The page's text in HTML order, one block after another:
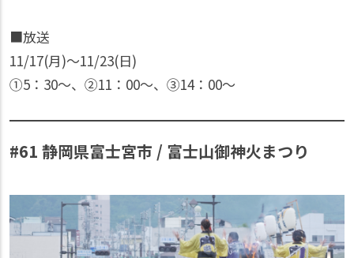
■放送
11/17(月)〜11/23(日)
①5：30〜、②11：00〜、③14：00〜
#61 静岡県富士宮市 / 富士山御神火まつり